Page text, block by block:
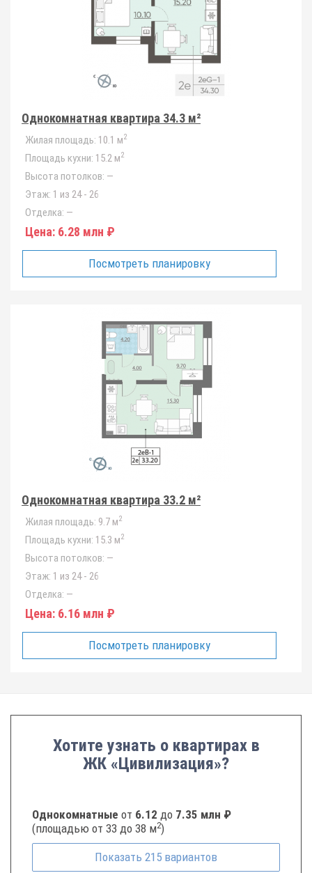
Однокомнатная квартира 34.3 м²
Жилая площадь: 10.1 м2
Площадь кухни: 15.2 м2
Высота потолков: —
Этаж: 1 из 24 - 26
Отделка: —
Цена: 6.28 млн ₽
Посмотреть планировку
Однокомнатная квартира 33.2 м²
Жилая площадь: 9.7 м2
Площадь кухни: 15.3 м2
Высота потолков: —
Этаж: 1 из 24 - 26
Отделка: —
Цена: 6.16 млн ₽
Посмотреть планировку
Хотите узнать о квартирах в
ЖК «Цивилизация»?
Однокомнатные от 6.12 до 7.35 млн ₽
(площадью от 33 до 38 м2)
Показать 215 вариантов